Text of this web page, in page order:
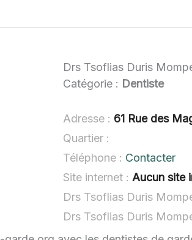
Drs Tsoflias Duris
Catégorie : Dentiste
Adresse : 61 Rue des
Quartier :
Téléphone : Contacter
Site internet : Aucun site
Drs Tsoflias Duris
Drs Tsoflias Duris